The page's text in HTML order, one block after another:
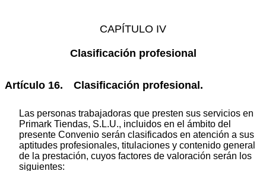
CAPÍTULO IV
Clasificación profesional
Artículo 16. Clasificación profesional.
Las personas trabajadoras que presten sus servicios en
Primark Tiendas, S.L.U., incluidos en el ámbito del
presente Convenio serán clasificados en atención a sus
aptitudes profesionales, titulaciones y contenido general
de la prestación, cuyos factores de valoración serán los
siguientes: